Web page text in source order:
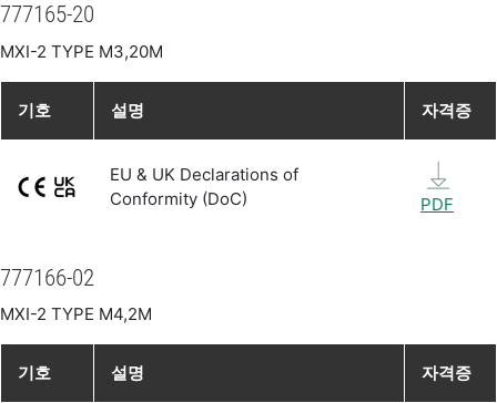
777165-20
MXI-2 TYPE M3,20M
기호 설명 자격증
EU & UK Declarations of
Conformity (DoC)
PDF
777166-02
MXI-2 TYPE M4,2M
기호 설명 자격증